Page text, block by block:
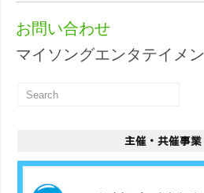
お問い合わせ
マイソングエンタテイメ
主催・共催事